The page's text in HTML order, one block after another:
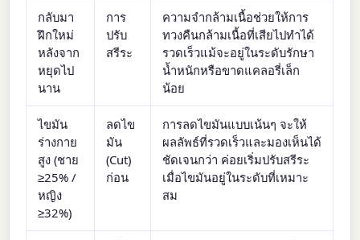
กลับมา
ฝึกใหม่
หลังจาก
หยุดไป
นาน
การ
ปรับ
สรีระ
ความจำกล้ามเนื้อช่วยให้การ
ทวงคืนกล้ามเนื้อที่เสียไปทำได้
รวดเร็วแม้จะอยู่ในระดับรักษา
น้ำหนักหรือขาดแคลอรี่เล็ก
น้อย
ไขมัน
ร่างกาย
สูง (ชาย
≥25% /
หญิง
≥32%)
ลดไข
มัน
(Cut)
ก่อน
การลดไขมันแบบเน้นๆ จะให้
ผลลัพธ์ที่รวดเร็วและมองเห็นได้
ชัดเจนกว่า ค่อยเริ่มปรับสรีระ
เมื่อไขมันอยู่ในระดับที่เหมาะ
สม